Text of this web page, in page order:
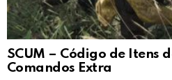
SCUM – Código de Itens
Comandos Extra